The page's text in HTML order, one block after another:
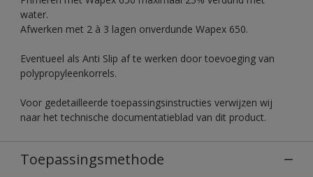
water.
Afwerken met 2 à 3 lagen onverdunde Wapex 650.
Eventueel als Anti Slip af te werken door toevoeging van
polypropyleenkorrels.
Voor gedetailleerde toepassingsinstructies verwijzen wij
naar het technische documentatieblad van dit product.
Toepassingsmethode